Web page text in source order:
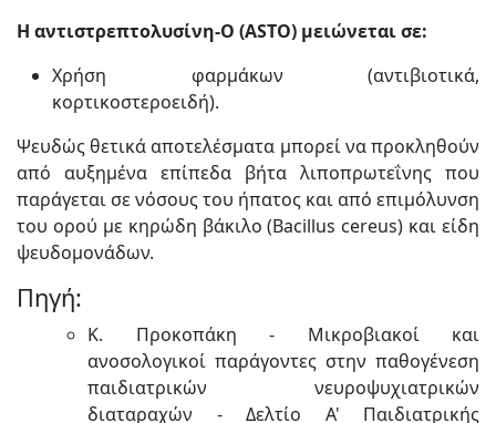
H αντιστρεπτολυσίνη-Ο (ASTO) μειώνεται σε:
Χρήση φαρμάκων (αντιβιοτικά,
κορτικοστεροειδή).
Ψευδώς θετικά αποτελέσματα μπορεί να προκληθούν
από αυξημένα επίπεδα βήτα λιποπρωτεΐνης που
παράγεται σε νόσους του ήπατος και από επιμόλυνση
του ορού με κηρώδη βάκιλο (Bacillus cereus) και είδη
ψευδομονάδων.
Πηγή:
Κ. Προκοπάκη - Μικροβιακοί και
ανοσολογικοί παράγοντες στην παθογένεση
παιδιατρικών νευροψυχιατρικών
διαταραχών - Δελτίο Α' Παιδιατρικής